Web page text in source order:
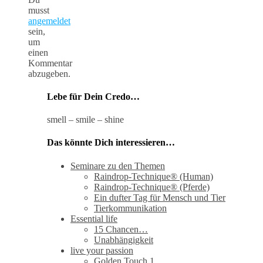
musst
angemeldet
sein,
um
einen
Kommentar
abzugeben.
Lebe für Dein Credo…
smell – smile – shine
Das könnte Dich interessieren…
Seminare zu den Themen
Raindrop-Technique® (Human)
Raindrop-Technique® (Pferde)
Ein dufter Tag für Mensch und Tier
Tierkommunikation
Essential life
15 Chancen…
Unabhängigkeit
live your passion
Golden Touch 1